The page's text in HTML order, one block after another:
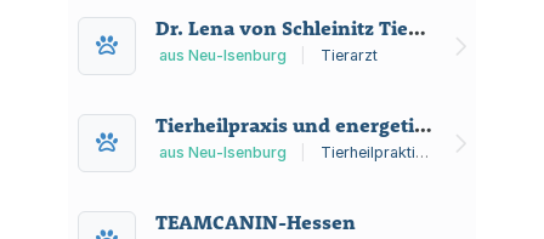
Dr. Lena von Schleinitz Tierarztpraxis
aus Neu-Isenburg Tierarzt
Tierheilpraxis und energetische Osteopathie für Hunde
aus Neu-Isenburg Tierheilpraktiker
TEAMCANIN-Hessen